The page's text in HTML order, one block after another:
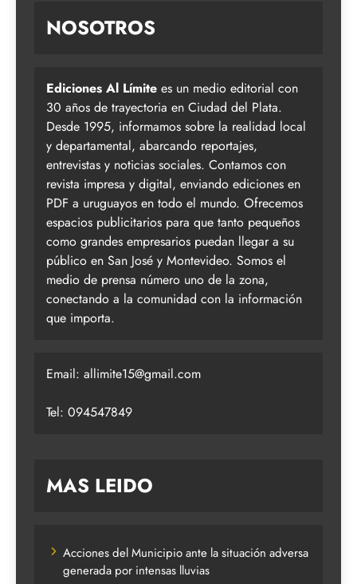
NOSOTROS
Ediciones Al Límite es un medio editorial con
30 años de trayectoria en Ciudad del Plata.
Desde 1995, informamos sobre la realidad local
y departamental, abarcando reportajes,
entrevistas y noticias sociales. Contamos con
revista impresa y digital, enviando ediciones en
PDF a uruguayos en todo el mundo. Ofrecemos
espacios publicitarios para que tanto pequeños
como grandes empresarios puedan llegar a su
público en San José y Montevideo. Somos el
medio de prensa número uno de la zona,
conectando a la comunidad con la información
que importa.
Email: allimite15@gmail.com
Tel: 094547849
MAS LEIDO
Acciones del Municipio ante la situación adversa
generada por intensas lluvias